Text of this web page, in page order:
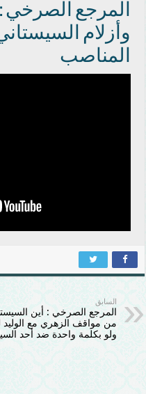
المرجع الصرخي
وأزلام
المناصب
السابق
المرجع الصرخي : أين
من مواقف الزهري مع الوليد
ولو بكلمة واحدة ضد أحد